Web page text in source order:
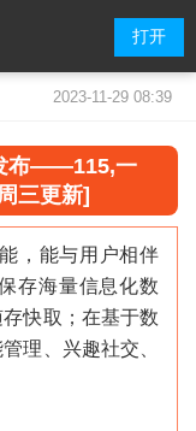
打开
2023-11-29 08:39
布——115,一
三更新]
，能与用户相伴
存海量信息化数
快取；在基于数
理、兴趣社交、